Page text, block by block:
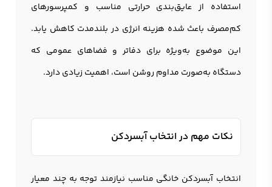
استفاده از عایق‌بندی حرارتی مناسب و کمپرسورهای
کم‌مصرف باعث شده هزینه انرژی در بلندمدت کاهش یابد.
این موضوع به‌ویژه برای دفاتر و فضاهای عمومی که
دستگاه به‌صورت مداوم روشن است، اهمیت زیادی دارد.
نکات مهم در انتخاب آبسردکن
انتخاب آبسردکن خانگی مناسب نیازمند توجه به چند معیار